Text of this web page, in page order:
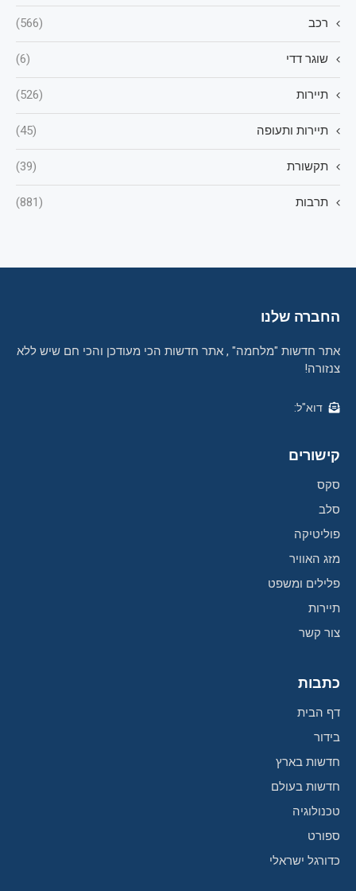
רכב (566)
שוגר דדי (6)
תיירות (526)
תיירות ותעופה (45)
תקשורת (39)
תרבות (881)
החברה שלנו
אתר חדשות "מלחמה" , אתר חדשות הכי מעודכן והכי חם שיש ללא
צנזורה!
דוא"ל:
קישורים
סקס
סלב
פוליטיקה
מזג האוויר
פלילים ומשפט
תיירות
צור קשר
כתבות
דף הבית
בידור
חדשות בארץ
חדשות בעולם
טכנולוגיה
ספורט
כדורגל ישראלי